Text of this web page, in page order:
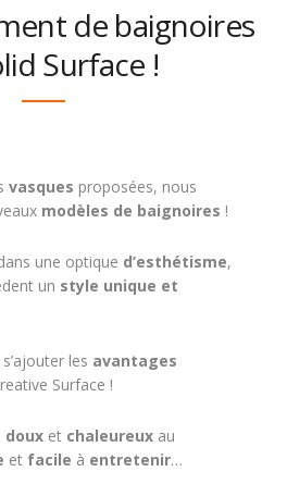
de baignoires
Surface !
vasques proposées, nous
modèles de baignoires !
une optique d’esthétisme,
un style unique et
les avantages
Surface !
doux et chaleureux au
et facile à entretenir…